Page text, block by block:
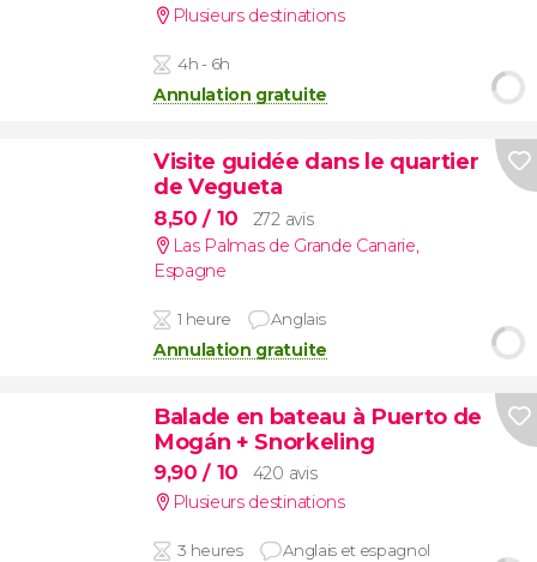
Plusieurs destinations
4h - 6h
Annulation gratuite
Visite guidée dans le quartier
de Vegueta
8,50/ 10
272 avis
Las Palmas de Grande Canarie,
Espagne
1 heure Anglais
Annulation gratuite
Balade en bateau à Puerto de
Mogán + Snorkeling
9,90/ 10
420 avis
Plusieurs destinations
3 heures Anglais et espagnol